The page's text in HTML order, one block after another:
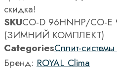
скидка!
SKUCO-D 96HNHP/CO-E
(ЗИМНИЙ КОМПЛЕКТ)
CategoriesСплит-
Бренд: ROYAL Clima